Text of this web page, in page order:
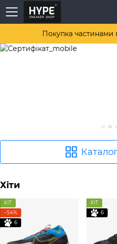
Покупка частинами
Хіти
ХІТ
−54%
6
ХІТ
6